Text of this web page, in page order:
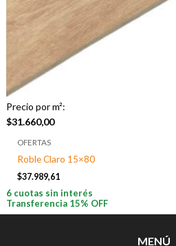
Precio por m²:
$31.660,00
OFERTAS
Roble Claro 15×80
$37.989,61
6 cuotas sin interés
Transferencia 15% OFF
MENÚ